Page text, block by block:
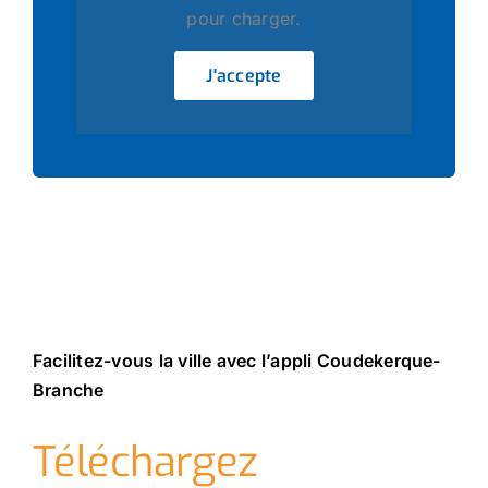
pour charger.
J'accepte
Facilitez-vous la ville avec l’appli Coudekerque-
Branche
Téléchargez